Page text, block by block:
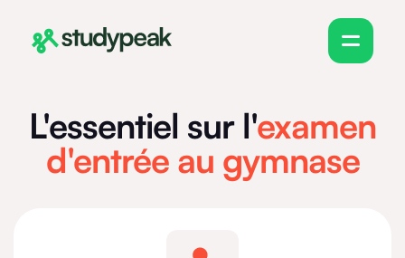
L'essentiel sur l'examen
d'entrée au gymnase